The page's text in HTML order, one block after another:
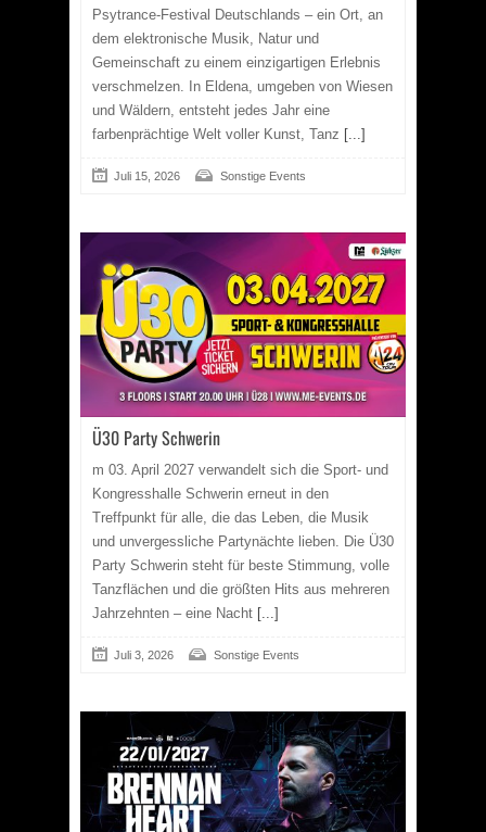
Psytrance-Festival Deutschlands – ein Ort, an
dem elektronische Musik, Natur und
Gemeinschaft zu einem einzigartigen Erlebnis
verschmelzen. In Eldena, umgeben von Wiesen
und Wäldern, entsteht jedes Jahr eine
farbenprächtige Welt voller Kunst, Tanz [...]
Juli 15, 2026 Sonstige Events
Ü30 Party Schwerin
m 03. April 2027 verwandelt sich die Sport- und
Kongresshalle Schwerin erneut in den
Treffpunkt für alle, die das Leben, die Musik
und unvergessliche Partynächte lieben. Die Ü30
Party Schwerin steht für beste Stimmung, volle
Tanzflächen und die größten Hits aus mehreren
Jahrzehnten – eine Nacht [...]
Juli 3, 2026 Sonstige Events